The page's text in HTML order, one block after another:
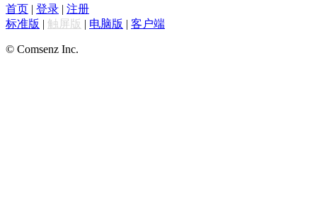
首页 | 登录 | 注册
标准版 | 触屏版 | 电脑版 | 客户端
© Comsenz Inc.